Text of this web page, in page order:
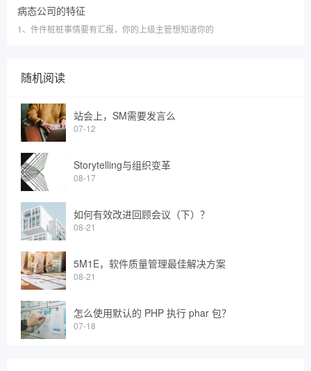
病态公司的特征
1、件件桩桩事情要有汇报，你的上级主管想知道你的
随机阅读
站会上，SM需要发言么
07-12
Storytelling与组织变革
08-17
如何有效改进回顾会议（下）？
08-21
5M1E，软件质量管理最佳解决方案
08-21
怎么使用默认的 PHP 执行 phar 包？
07-18